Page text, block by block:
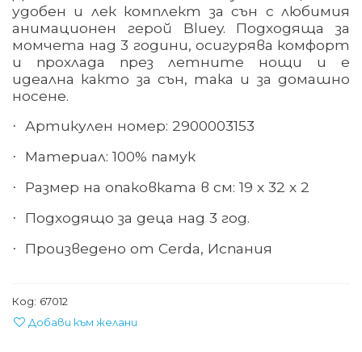
удобен и лек комплект за сън с любимия
анимационен герой Bluey. Подходяща за
момчета над 3 години, осигурява комфорт
и прохлада през летните нощи и е
идеална както за сън, така и за домашно
носене.
· Артикулен номер: 2900003153
· Материал: 100% памук
· Размер на опаковката в см: 19 х 32 х 2
· Подходящо за деца над 3 год.
· Произведено от Cerda, Испания
Код: 67012
Добави към желани